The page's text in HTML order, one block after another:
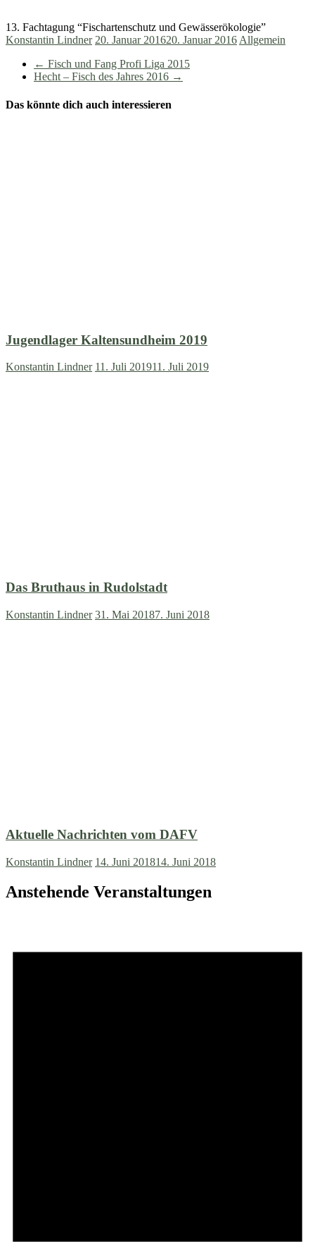
13. Fachtagung “Fischartenschutz und Gewässerökologie”
Konstantin Lindner 20. Januar 201620. Januar 2016 Allgemein
← Fisch und Fang Profi Liga 2015
Hecht – Fisch des Jahres 2016 →
Das könnte dich auch interessieren
Jugendlager Kaltensundheim 2019
Konstantin Lindner 11. Juli 201911. Juli 2019
Das Bruthaus in Rudolstadt
Konstantin Lindner 31. Mai 20187. Juni 2018
Aktuelle Nachrichten vom DAFV
Konstantin Lindner 14. Juni 201814. Juni 2018
Anstehende Veranstaltungen